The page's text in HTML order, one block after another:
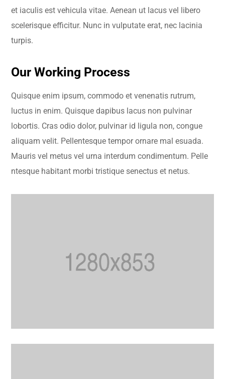
et iaculis est vehicula vitae. Aenean ut lacus vel libero
scelerisque efficitur. Nunc in vulputate erat, nec lacinia
turpis.
Our Working Process
Quisque enim ipsum, commodo et venenatis rutrum,
luctus in enim. Quisque dapibus lacus non pulvinar
lobortis. Cras odio dolor, pulvinar id ligula non, congue
aliquam velit. Pellentesque tempor ornare mal esuada.
Mauris vel metus vel urna interdum condimentum. Pelle
ntesque habitant morbi tristique senectus et netus.